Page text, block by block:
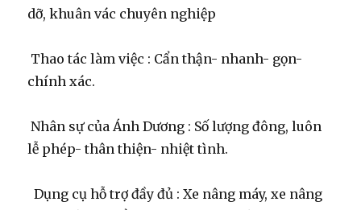
dỡ, khuân vác chuyên nghiệp
Thao tác làm việc : Cẩn thận- nhanh- gọn-
chính xác.
Nhân sự của Ánh Dương : Số lượng đông, luôn
lễ phép- thân thiện- nhiệt tình.
Dụng cụ hỗ trợ đầy đủ : Xe nâng máy, xe nâng